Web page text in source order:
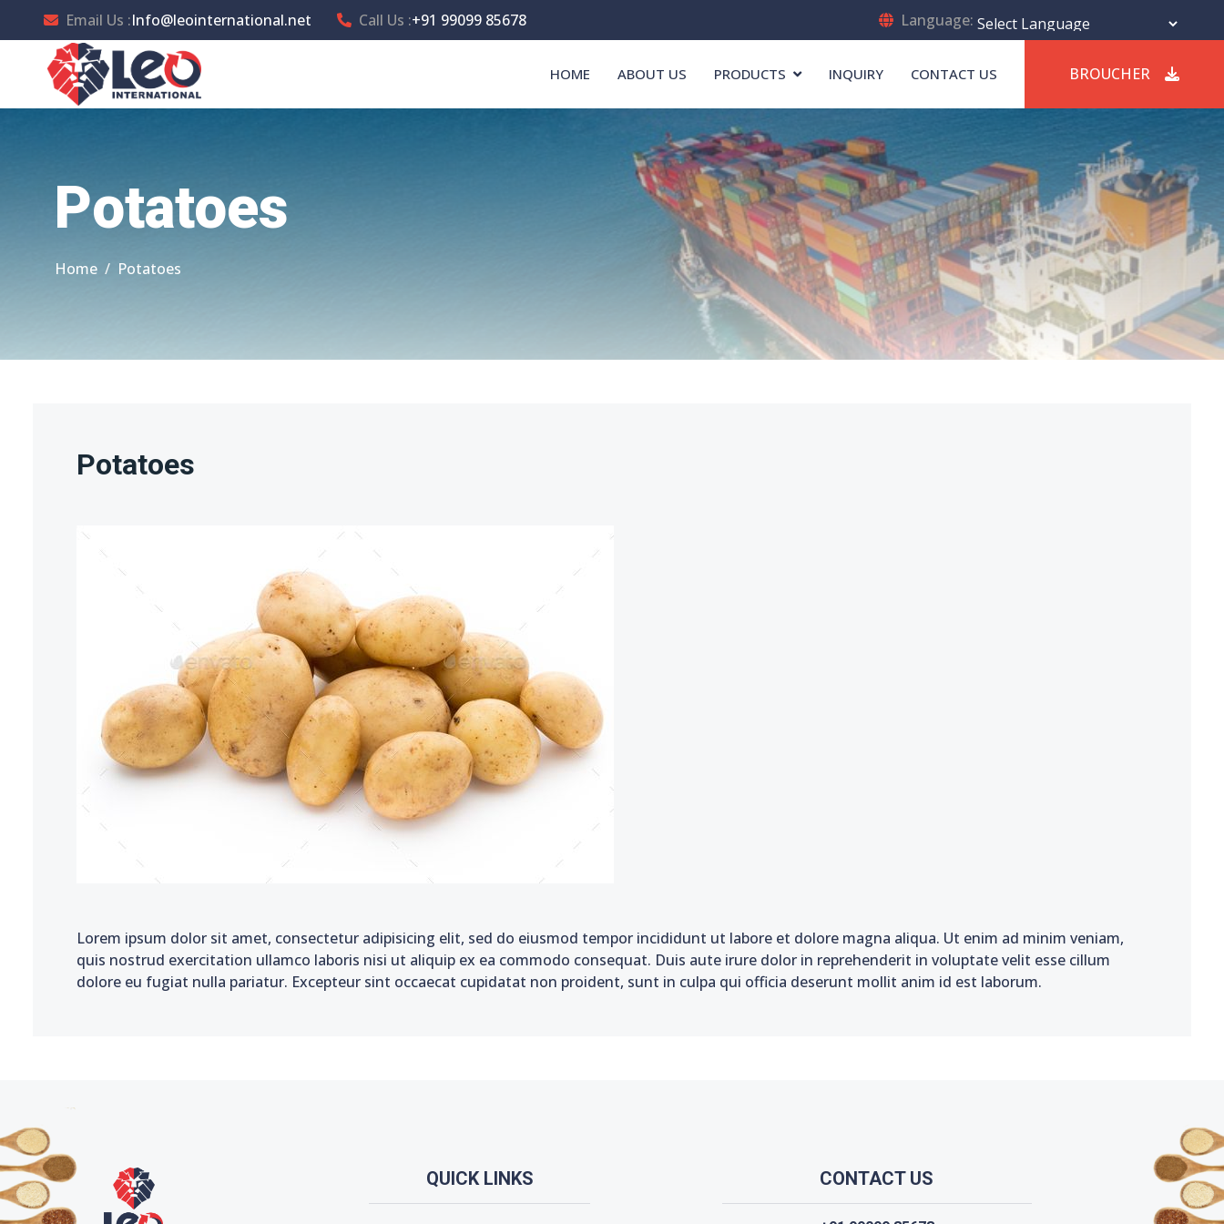
Email Us :Info@leointernational.net Call Us :+91 99099 85678
Language:
HOME ABOUT US PRODUCTS INQUIRY CONTACT US BROUCHER
Potatoes
Home Potatoes
Potatoes
Lorem ipsum dolor sit amet, consectetur adipisicing elit, sed do eiusmod tempor incididunt ut labore et dolore magna aliqua. Ut enim ad minim veniam,
quis nostrud exercitation ullamco laboris nisi ut aliquip ex ea commodo consequat. Duis aute irure dolor in reprehenderit in voluptate velit esse cillum
dolore eu fugiat nulla pariatur. Excepteur sint occaecat cupidatat non proident, sunt in culpa qui officia deserunt mollit anim id est laborum.
QUICK LINKS CONTACT US